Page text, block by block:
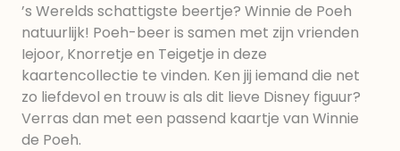
’s Werelds schattigste beertje? Winnie de Poeh
natuurlijk! Poeh-beer is samen met zijn vrienden
Iejoor, Knorretje en Teigetje in deze
kaartencollectie te vinden. Ken jij iemand die net
zo liefdevol en trouw is als dit lieve Disney figuur?
Verras dan met een passend kaartje van Winnie
de Poeh.